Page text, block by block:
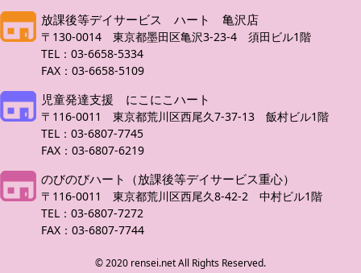
放課後等デイサービス ハート 亀沢店
〒130-0014 東京都墨田区亀沢3-23-4 須田ビル1階
TEL：03-6658-5334
FAX：03-6658-5109
児童発達支援 にこにこハート
〒116-0011 東京都荒川区西尾久7-37-13 飯村ビル1階
TEL：03-6807-7745
FAX：03-6807-6219
のびのびハート（放課後等デイサービス重心）
〒116-0011 東京都荒川区西尾久8-42-2 中村ビル1階
TEL：03-6807-7272
FAX：03-6807-7744
© 2020 rensei.net All Rights Reserved.